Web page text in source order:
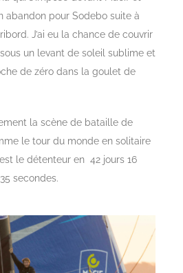
abandon pour Sodebo suite à
J’ai eu la chance de couvrir
sous un levant de soleil sublime et
de zéro dans la goulet de
la scène de bataille de
le tour du monde en solitaire
le détenteur en 42 jours 16
secondes.